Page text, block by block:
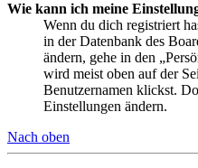
Wie kann ich meine
Wenn du dich registriert
in der Datenbank des
ändern, gehe in den
wird meist oben auf der
Benutzernamen klickst.
Einstellungen ändern.
Nach oben